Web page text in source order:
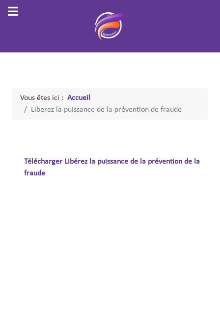
Vous êtes ici : Accueil
Liberez la puissance de la prévention de fraude
Télécharger Libérez la puissance de la prévention de la
fraude